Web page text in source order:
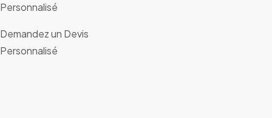
Personnalisé
Demandez un Devis
Personnalisé